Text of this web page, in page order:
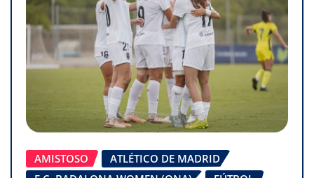
AMISTOSO
ATLÉTICO DE MADRID